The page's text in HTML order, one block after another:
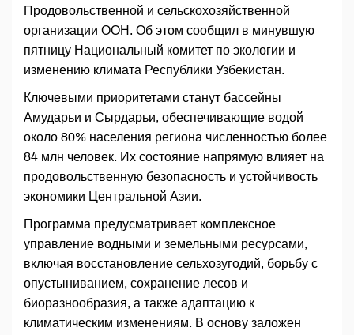
Продовольственной и сельскохозяйственной
организации ООН. Об этом сообщил в минувшую
пятницу Национальный комитет по экологии и
изменению климата Республики Узбекистан.
Ключевыми приоритетами станут бассейны
Амударьи и Сырдарьи, обеспечивающие водой
около 80% населения региона численностью более
84 млн человек. Их состояние напрямую влияет на
продовольственную безопасность и устойчивость
экономики Центральной Азии.
Программа предусматривает комплексное
управление водными и земельными ресурсами,
включая восстановление сельхозугодий, борьбу с
опустыниванием, сохранение лесов и
биоразнообразия, а также адаптацию к
климатическим изменениям. В основу заложен